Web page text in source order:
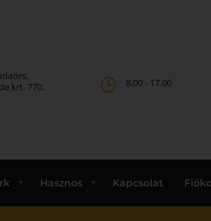
krt. 770.
8.00 - 17.00
Hasznos Kapcsolat